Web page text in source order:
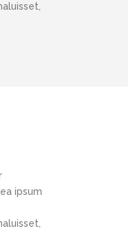
ipsum